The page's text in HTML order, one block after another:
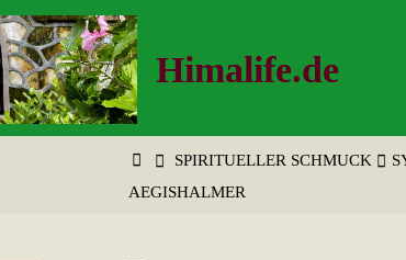
Himalife.de
STARTSPIRITUELLER SCHMUCK
AEGISHALMER